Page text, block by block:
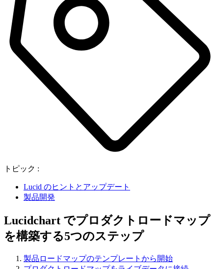
トピック :
Lucid のヒントとアップデート
製品開発
Lucidchart でプロダクトロードマップ
を構築する5つのステップ
製品ロードマップのテンプレートから開始